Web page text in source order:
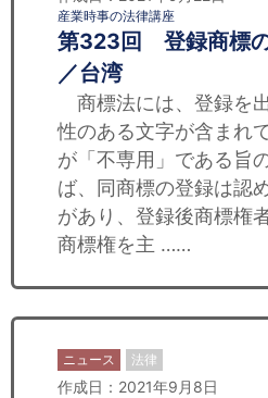
産業時事の法律講座
第323回 登録商標の
／台湾
商標法には、登録を
性のある文字が含まれ
が「不専用」である旨
ば、同商標の登録は認
があり、登録後商標権
商標権を主 ……
ニュース 法律
作成日：2021年9月8日